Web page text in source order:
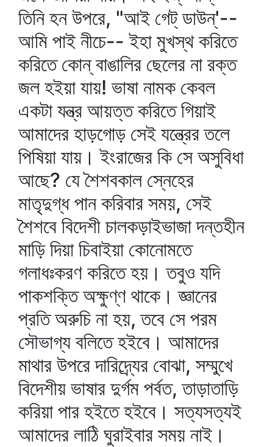
তিনি হন উপরে, "আই গেট্‌ ডাউন্‌'--
আমি পাই নীচে-- ইহা মুখস্থ করিতে
করিতে কোন্‌ বাঙালির ছেলের না রক্ত
জল হইয়া যায়! ভাষা নামক কেবল
একটা যন্ত্র আয়ত্ত করিতে গিয়াই
আমাদের হাড়গোড় সেই যন্ত্রের তলে
পিষিয়া যায়। ইংরাজের কি সে অসুবিধা
আছে? যে শৈশবকাল স্নেহের
মাতৃদুগ্ধ পান করিবার সময়, সেই
শৈশবে বিদেশী চালকড়াইভাজা দন্তহীন
মাড়ি দিয়া চিবাইয়া কোনোমতে
গলাধঃকরণ করিতে হয়। তবুও যদি
পাকশক্তি অক্ষুণ্ণ থাকে। জ্ঞানের
প্রতি অরুচি না হয়, তবে সে পরম
সৌভাগ্য বলিতে হইবে। আমাদের
মাথার উপরে দারিদ্র্যের বোঝা, সম্মুখে
বিদেশীয় ভাষার দুর্গম পর্বত, তাড়াতাড়ি
করিয়া পার হইতে হইবে। সত্যসত্যই
আমাদের লাঠি ঘুরাইবার সময় নাই।